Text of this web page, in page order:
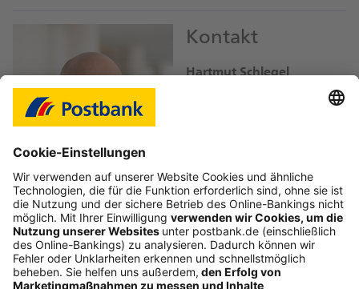
Kontakt
Hartmut Schlegel
db.com